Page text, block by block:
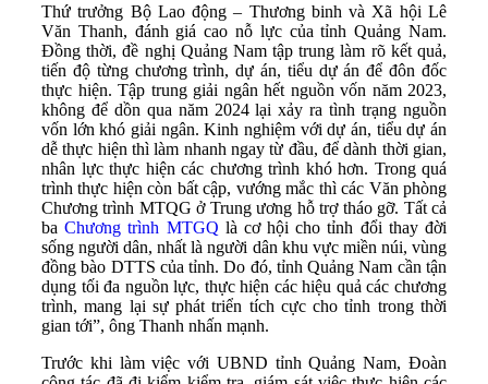
Thứ trưởng Bộ Lao động – Thương binh và Xã hội Lê
Văn Thanh, đánh giá cao nỗ lực của tỉnh Quảng Nam.
Đồng thời, đề nghị Quảng Nam tập trung làm rõ kết quả,
tiến độ từng chương trình, dự án, tiểu dự án để đôn đốc
thực hiện. Tập trung giải ngân hết nguồn vốn năm 2023,
không để dồn qua năm 2024 lại xảy ra tình trạng nguồn
vốn lớn khó giải ngân. Kinh nghiệm với dự án, tiểu dự án
dễ thực hiện thì làm nhanh ngay từ đầu, để dành thời gian,
nhân lực thực hiện các chương trình khó hơn. Trong quá
trình thực hiện còn bất cập, vướng mắc thì các Văn phòng
Chương trình MTQG ở Trung ương hỗ trợ tháo gỡ. Tất cả
baChương trình MTGQ là cơ hội cho tỉnh đổi thay đời
sống người dân, nhất là người dân khu vực miền núi, vùng
đồng bào DTTS của tỉnh. Do đó, tỉnh Quảng Nam cần tận
dụng tối đa nguồn lực, thực hiện các hiệu quả các chương
trình, mang lại sự phát triển tích cực cho tỉnh trong thời
gian tới”, ông Thanh nhấn mạnh.
Trước khi làm việc với UBND tỉnh Quảng Nam, Đoàn